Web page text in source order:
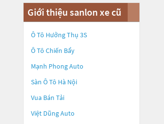
Giới thiệu sanlon xe cũ
Ô Tô Hưởng Thụ 3S
Ô Tô Chiến Bẩy
Mạnh Phong Auto
Sàn Ô Tô Hà Nội
Vua Bán Tải
Việt Dũng Auto